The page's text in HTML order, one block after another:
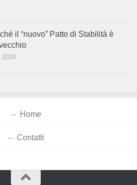
il “nuovo” Patto di Stabilità è
2024
Home
Contatti